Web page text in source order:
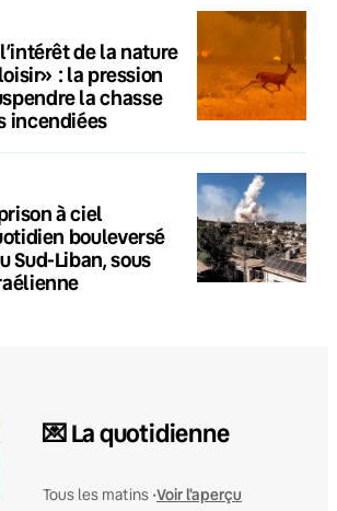
de la nature
: la pression
la chasse
incendiées
à ciel
bouleversé
Sud-Liban, sous
💌 La quotidienne
Tous les matins •Voir l'aperçu